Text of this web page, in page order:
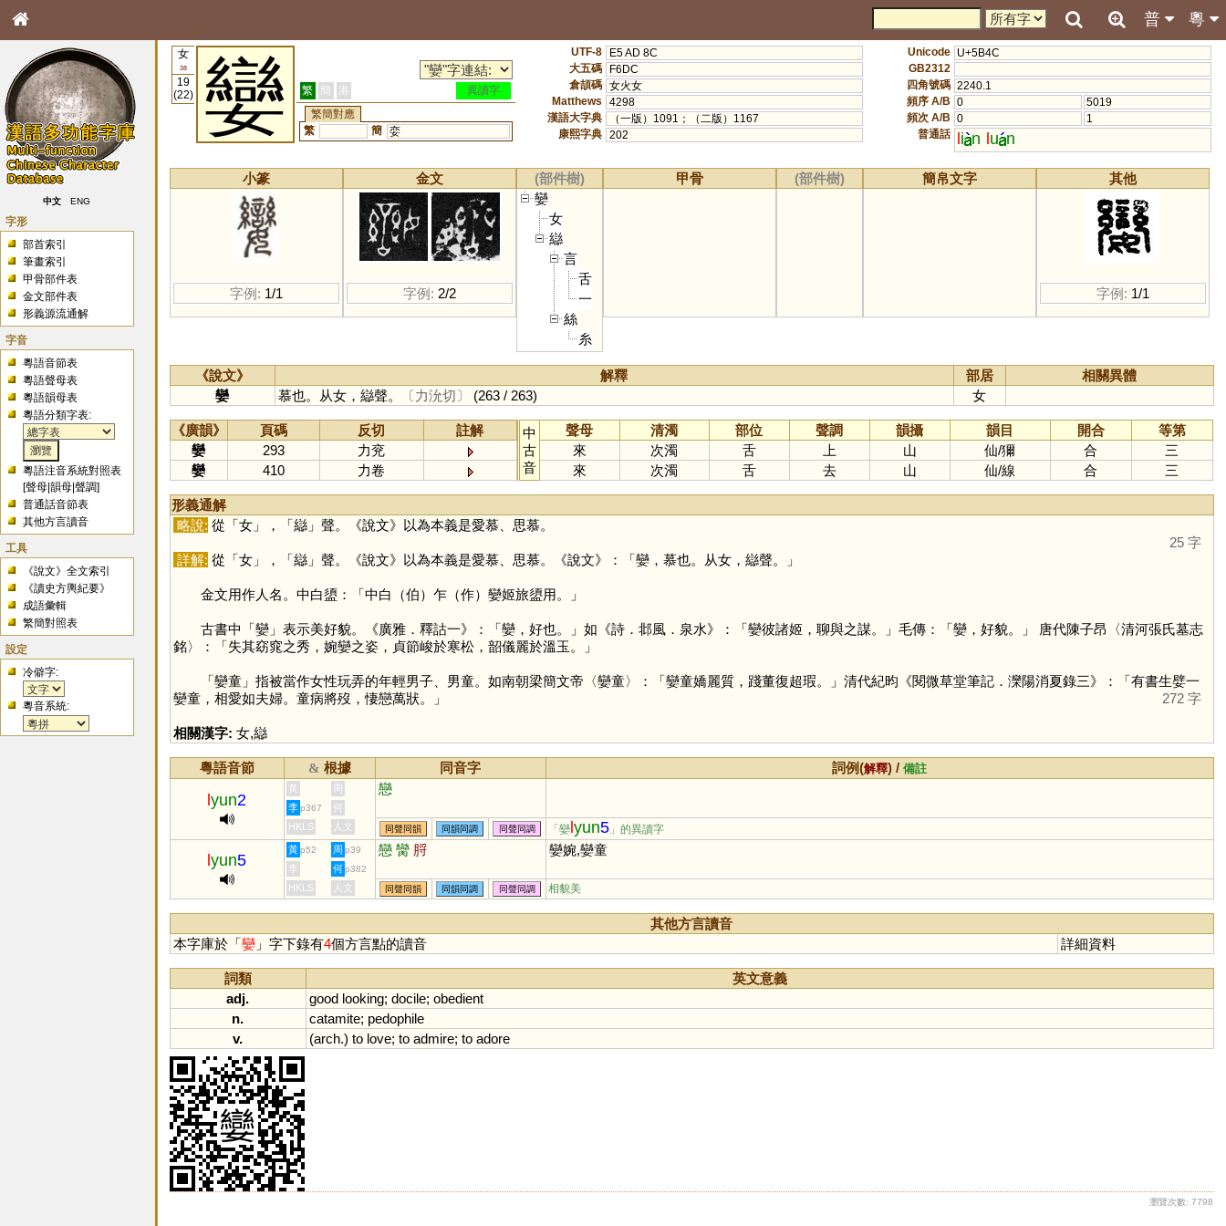
粵
普
中文 ENG
字形
部首索引
筆畫索引
甲骨部件表
金文部件表
形義源流通解
字音
粵語音節表
粵語聲母表
粵語韻母表
粵語分類字表:
粵語注音系統對照表
[聲母 |韻母 |聲調]
普通話音節表
其他方言讀音
工具
《說文》全文索引
《讀史方輿紀要》
成語彙輯
繁簡對照表
設定
冷僻字:
粵音系統:
女
38
19
(22)
孌 繁 簡 港
異讀字
繁簡對應
繁
簡 娈
UTF-8
E5 AD 8C
大五碼
F6DC
倉頡碼 女火女
Matthews
4298
漢語大字典
（一版）1091；（二版）1167
康熙字典 202
Unicode U+5B4C
GB2312
四角號碼 2240.1
頻序 A/B 0
5019
頻次 A/B 0
1
普通話 li n lu n
小篆
字例: 1/1
金文
字例: 2/2
(部件樹)
孌
女
䜌
言
舌
一
絲
糸
甲骨 (部件樹) 簡帛文字 其他
字例: 1/1
《說文》 解釋 部居
相關異體
孌
慕也。从女，䜌聲。 〔力沇切〕 (263 / 263) 女
《廣韻》 頁碼 反切
註解
孌
293
力兖
孌
410 力卷
中
古
音
聲母 清濁 部位 聲調 韻攝 韻目 開合
等第
來
次濁 舌 上 山 仙/獮 合
三
來
次濁 舌 去 山 仙/線 合 三
形義通解
略說: 從「女」，「䜌」聲。《說文》以為本義是愛慕、思慕。
25 字
詳解: 從「女」，「䜌」聲。《說文》以為本義是愛慕、思慕。《說文》：「孌，慕也。从女，䜌聲。」
金文用作人名。中白盨：「中白（伯）乍（作）孌姬旅盨用。」
古書中「孌」表示美好貌。《廣雅．釋詁一》：「孌，好也。」如《詩．邶風．泉水》：「孌彼諸姬，聊與之謀。」毛傳：「孌，好貌。」 唐代陳子昂〈清河張氏墓志
銘〉：「失其窈窕之秀，婉孌之姿，貞節峻於寒松，韶儀麗於溫玉。」
「孌童」指被當作女性玩弄的年輕男子、男童。如南朝梁簡文帝〈孌童〉：「孌童嬌麗質，踐董復超瑕。」清代紀昀《閱微草堂筆記．灤陽消夏錄三》：「有書生嬖一
孌童，相愛如夫婦。童病將歿，悽戀萬狀。」
272 字
相關漢字: 女,䜌
粵語音節 & 根據 同音字 詞例(解釋) /備註
lyun2
黃 周 戀
李 p367
何
HKLS
人文 同聲同韻 同韻同調 同聲同調 「孌 lyun5 」的異讀字
lyun5
黃 p52 周 p39 戀 臠 脟 孌婉,孌童
李 何 p382
HKLS 人文 同聲同韻 同韻同調 同聲同調 相貌美
其他方言讀音
本字庫於「孌」字下錄有4個方言點的讀音 詳細資料
詞類
英文意義
adj.
good looking; docile; obedient
n.
catamite; pedophile
v.
(arch.) to love; to admire; to adore
瀏覽次數: 7798